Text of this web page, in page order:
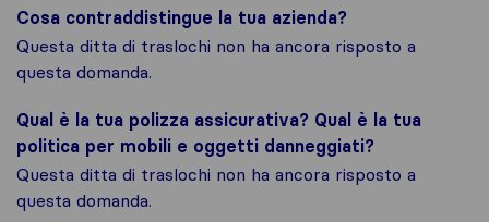
Cosa contraddistingue la tua azienda?
Questa ditta di traslochi non ha ancora risposto a
questa domanda.
Qual è la tua polizza assicurativa? Qual è la tua
politica per mobili e oggetti danneggiati?
Questa ditta di traslochi non ha ancora risposto a
questa domanda.